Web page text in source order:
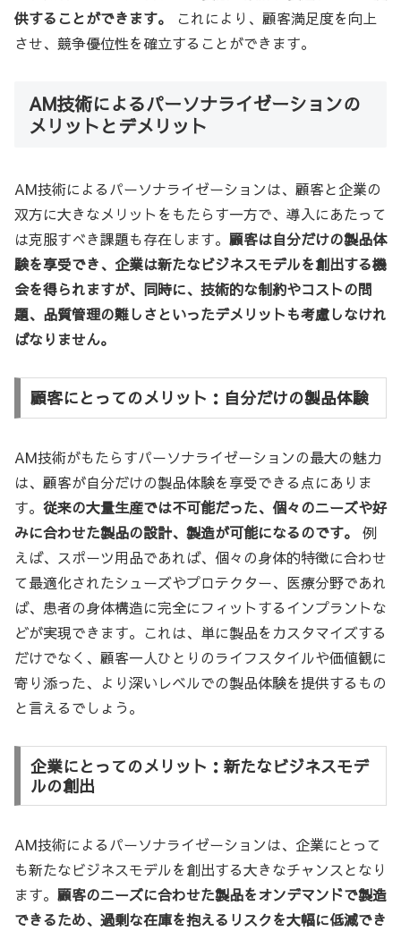
供することができます。
これにより、顧客満足度を向上
させ、競争優位性を確立することができます。
AM技術によるパーソナライゼーションの
メリットとデメリット
AM技術によるパーソナライゼーションは、顧客と企業の
双方に大きなメリットをもたらす一方で、導入にあたって
は克服すべき課題も存在します。 顧客は自分だけの製品体
験を享受でき、企業は新たなビジネスモデルを創出する機
会を得られますが、同時に、技術的な制約やコストの問
題、品質管理の難しさといったデメリットも考慮しなけれ
ばなりません。
顧客にとってのメリット：自分だけの製品体験
AM技術がもたらすパーソナライゼーションの最大の魅力
は、顧客が自分だけの製品体験を享受できる点にありま
す。 従来の大量生産では不可能だった、個々のニーズや好
みに合わせた製品の設計、製造が可能になるのです。
例
えば、スポーツ用品であれば、個々の身体的特徴に合わせ
て最適化されたシューズやプロテクター、医療分野であれ
ば、患者の身体構造に完全にフィットするインプラントな
どが実現できます。これは、単に製品をカスタマイズする
だけでなく、顧客一人ひとりのライフスタイルや価値観に
寄り添った、より深いレベルでの製品体験を提供するもの
と言えるでしょう。
企業にとってのメリット：新たなビジネスモデ
ルの創出
AM技術によるパーソナライゼーションは、企業にとって
も新たなビジネスモデルを創出する大きなチャンスとなり
ます。 顧客のニーズに合わせた製品をオンデマンドで製造
できるため、過剰な在庫を抱えるリスクを大幅に低減でき